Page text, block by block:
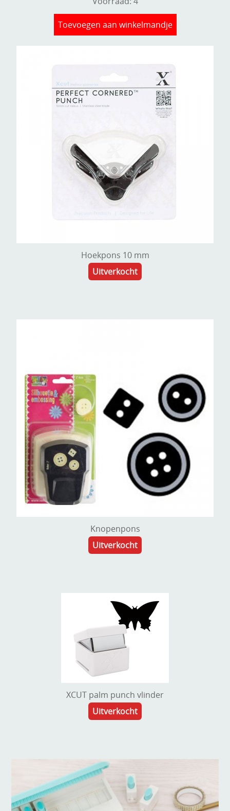
Toevoegen aan winkelmandje
Hoekpons 10 mm
Uitverkocht
Knopenpons
Uitverkocht
XCUT palm punch vlinder
Uitverkocht